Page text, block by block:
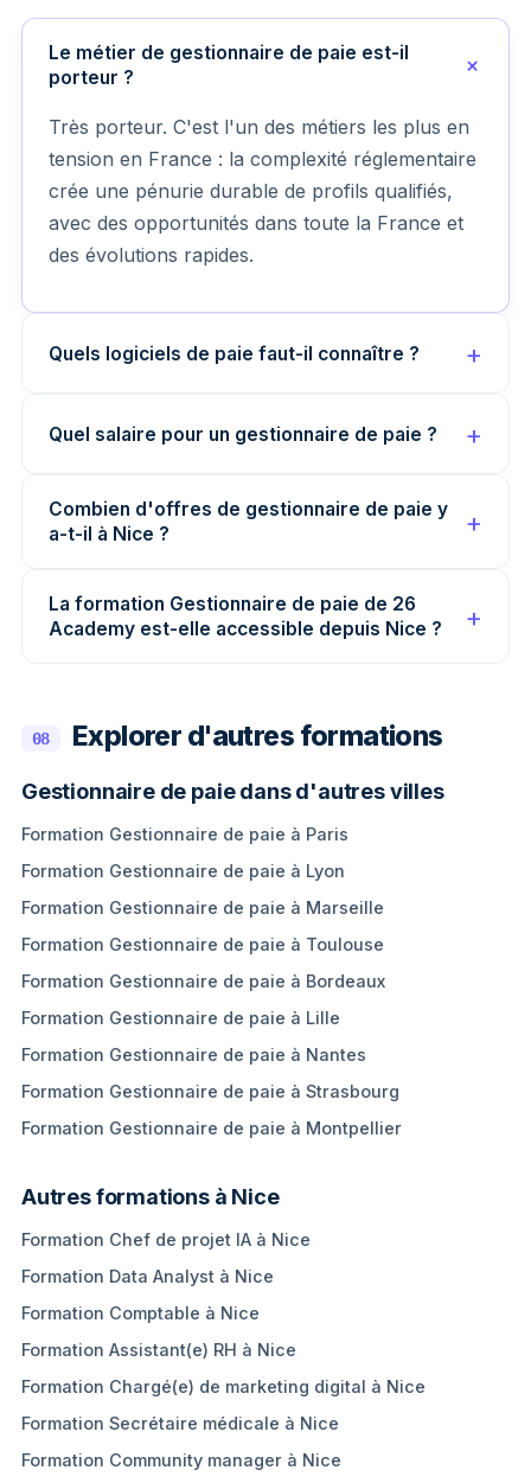
Le métier de gestionnaire de paie est-il
porteur ?
Très porteur. C'est l'un des métiers les plus en
tension en France : la complexité réglementaire
crée une pénurie durable de profils qualifiés,
avec des opportunités dans toute la France et
des évolutions rapides.
Quels logiciels de paie faut-il connaître ?
Quel salaire pour un gestionnaire de paie ?
Combien d'offres de gestionnaire de paie y
a-t-il à Nice ?
La formation Gestionnaire de paie de 26
Academy est-elle accessible depuis Nice ?
08 Explorer d'autres formations
Gestionnaire de paie dans d'autres villes
Formation Gestionnaire de paie à Paris
Formation Gestionnaire de paie à Lyon
Formation Gestionnaire de paie à Marseille
Formation Gestionnaire de paie à Toulouse
Formation Gestionnaire de paie à Bordeaux
Formation Gestionnaire de paie à Lille
Formation Gestionnaire de paie à Nantes
Formation Gestionnaire de paie à Strasbourg
Formation Gestionnaire de paie à Montpellier
Autres formations à Nice
Formation Chef de projet IA à Nice
Formation Data Analyst à Nice
Formation Comptable à Nice
Formation Assistant(e) RH à Nice
Formation Chargé(e) de marketing digital à Nice
Formation Secrétaire médicale à Nice
Formation Community manager à Nice